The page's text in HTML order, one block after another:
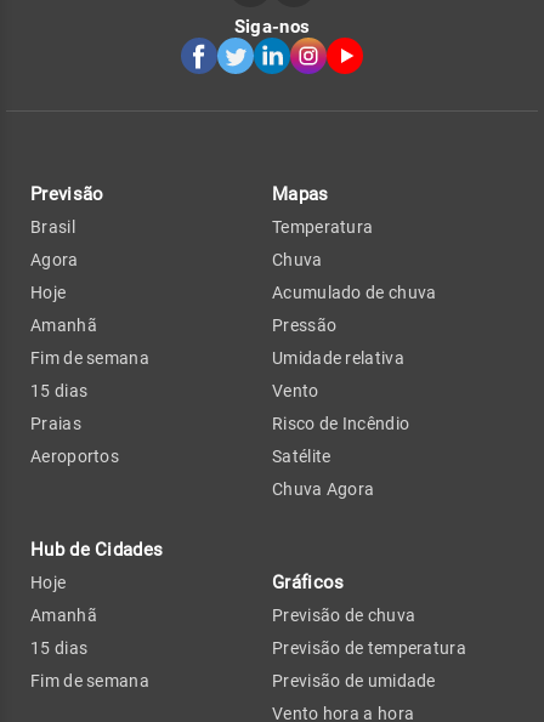
Siga-nos
Previsão
Brasil
Agora
Hoje
Amanhã
Fim de semana
15 dias
Praias
Aeroportos
Hub de Cidades
Hoje
Amanhã
15 dias
Fim de semana
Mapas
Temperatura
Chuva
Acumulado de chuva
Pressão
Umidade relativa
Vento
Risco de Incêndio
Satélite
Chuva Agora
Gráficos
Previsão de chuva
Previsão de temperatura
Previsão de umidade
Vento hora a hora